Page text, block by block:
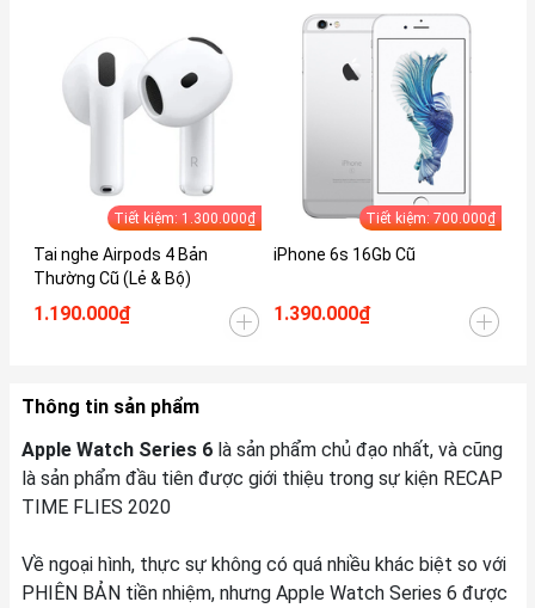
Tiết kiệm: 1.300.000₫
Tai nghe Airpods 4 Bản
Thường Cũ (Lẻ & Bộ)
1.190.000₫
Tiết kiệm: 700.000₫
iPhone 6s 16Gb Cũ
1.390.000₫
Thông tin sản phẩm
Apple Watch Series 6là sản phẩm chủ đạo nhất, và cũng
là sản phẩm đầu tiên được giới thiệu trong sự kiện RECAP
TIME FLIES 2020
Về ngoại hình, thực sự không có quá nhiều khác biệt so với
PHIÊN BẢN tiền nhiệm, nhưng Apple Watch Series 6 được